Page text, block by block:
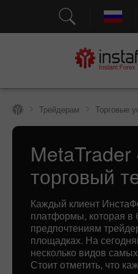
Трейдерам Торговые
MetaTrader
торговый
Каждый клиент
платформы, которая в
предпочтениям
площадках. На
несколько видов
Стоит отметить, что